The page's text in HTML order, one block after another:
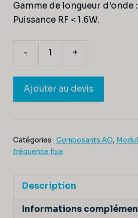
Gamme de longueur d'onde
Puissance RF < 1.6W.
-
MT250-
A0.2-
+
Ajouter au devis
Catégories : Composants AO,
fréquence fixe
Description
Informations